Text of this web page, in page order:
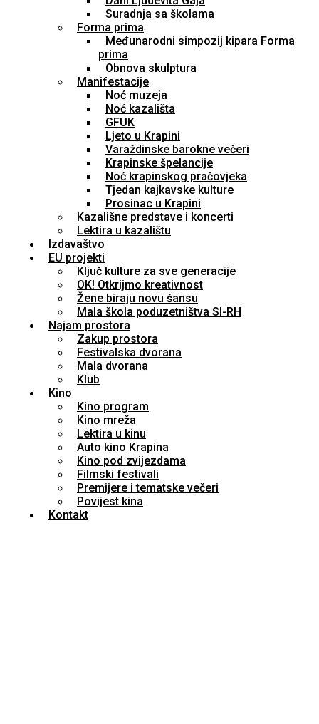
Suradnja sa školama
Forma prima
Međunarodni simpozij kipara Forma
prima
Obnova skulptura
Manifestacije
Noć muzeja
Noć kazališta
GFUK
Ljeto u Krapini
Varaždinske barokne večeri
Krapinske špelancije
Noć krapinskog pračovjeka
Tjedan kajkavske kulture
Prosinac u Krapini
Kazališne predstave i koncerti
Lektira u kazalištu
Izdavaštvo
EU projekti
Ključ kulture za sve generacije
OK! Otkrijmo kreativnost
Žene biraju novu šansu
Mala škola poduzetništva SI-RH
Najam prostora
Zakup prostora
Festivalska dvorana
Mala dvorana
Klub
Kino
Kino program
Kino mreža
Lektira u kinu
Auto kino Krapina
Kino pod zvijezdama
Filmski festivali
Premijere i tematske večeri
Povijest kina
Kontakt